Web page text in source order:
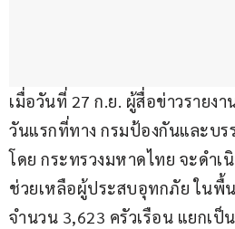
เมื่อวันที่ 27 ก.ย. ผู้สื่อข่าวรายง
วันแรกที่ทาง กรมป้องกันและบร
โดย กระทรวงมหาดไทย จะดำเ
ช่วยเหลือผู้ประสบอุทกภัย ในพื้
จำนวน 3,623 ครัวเรือน แยกเป็